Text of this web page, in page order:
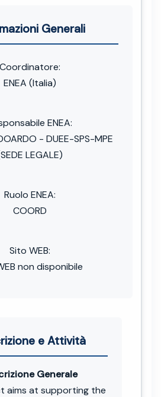
Generali
Coordinatore:
ENEA (Italia)
ENEA:
- DUEE-SPS-MPE
LEGALE)
Ruolo ENEA:
COORD
Sito WEB:
non disponibile
e Attività
Generale
aims at supporting the